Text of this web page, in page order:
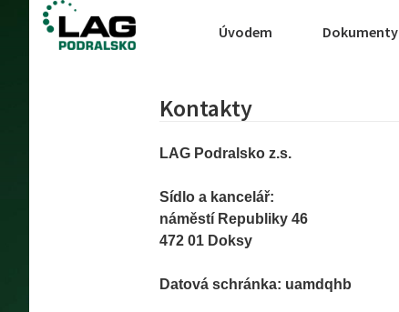
Úvodem Dokumenty
Kontakty
LAG Podralsko z.s.
Sídlo a kancelář:
náměstí Republiky 46
472 01 Doksy
Datová schránka: uamdqhb